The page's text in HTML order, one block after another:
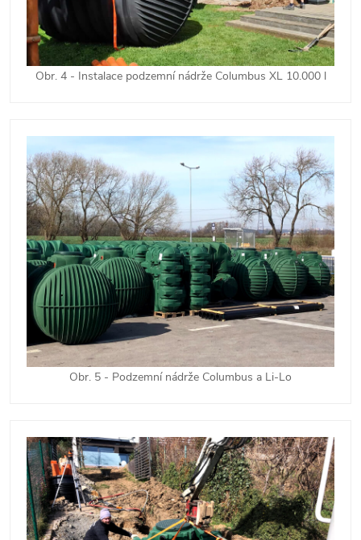
Obr. 4 - Instalace podzemní nádrže Columbus XL 10.000 l
Obr. 5 - Podzemní nádrže Columbus a Li-Lo